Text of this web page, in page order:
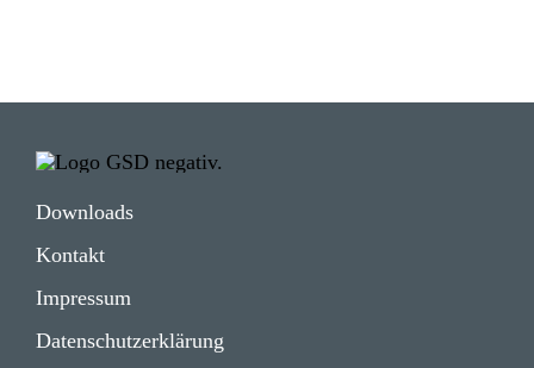
Down­loads
Kontakt
Impressum
Daten­schutz­er­klä­rung